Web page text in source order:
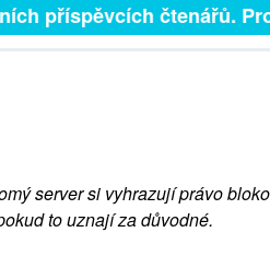
příspěvcích čtenářů.
server si vyhrazují právo
to uznají za důvodné.